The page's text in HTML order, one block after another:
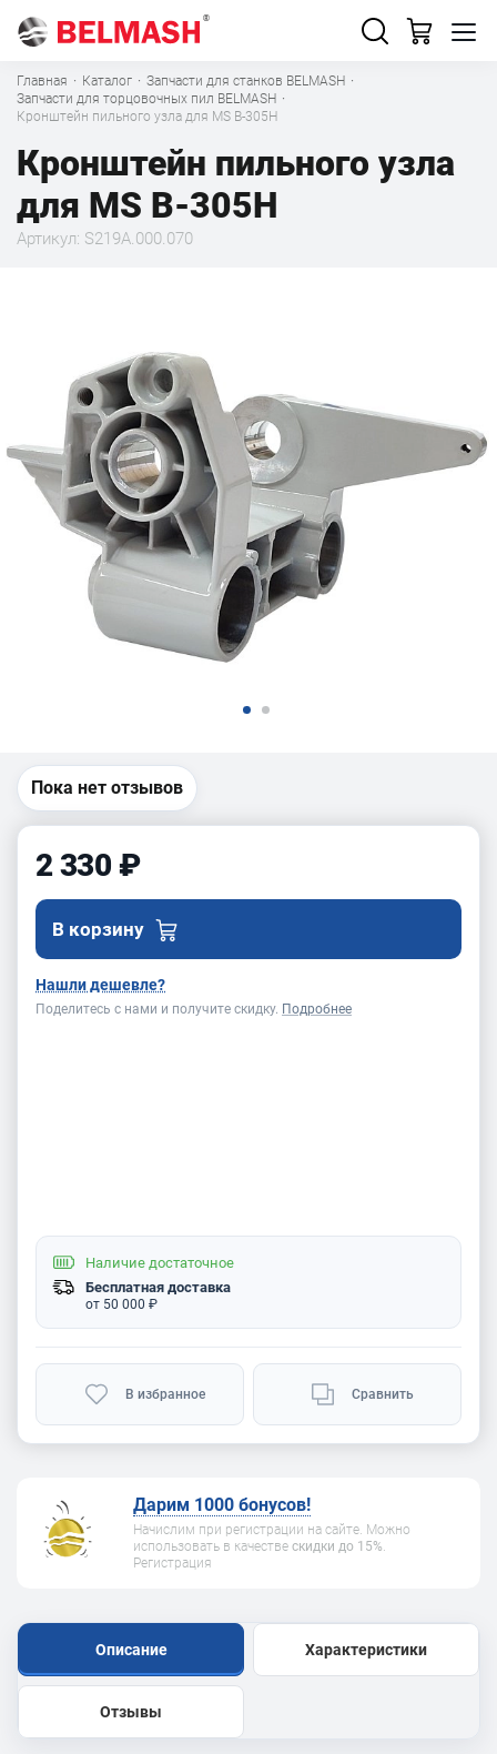
Главная · Каталог · Запчасти для станков BELMASH ·
Запчасти для торцовочных пил BELMASH ·
Кронштейн пильного узла для MS B-305H
Кронштейн пильного узла
для MS B-305H
Артикул: S219A.000.070
Пока нет отзывов
2 330 ₽
В корзину
Нашли дешевле?
Поделитесь с нами и получите скидку. Подробнее
Наличие достаточное
Бесплатная доставка
от 50 000 ₽
В избранное Сравнить
Дарим 1000 бонусов!
Начислим при регистрации на сайте. Можно
использовать в качестве скидки до 15%.
Регистрация
Описание Характеристики
Отзывы